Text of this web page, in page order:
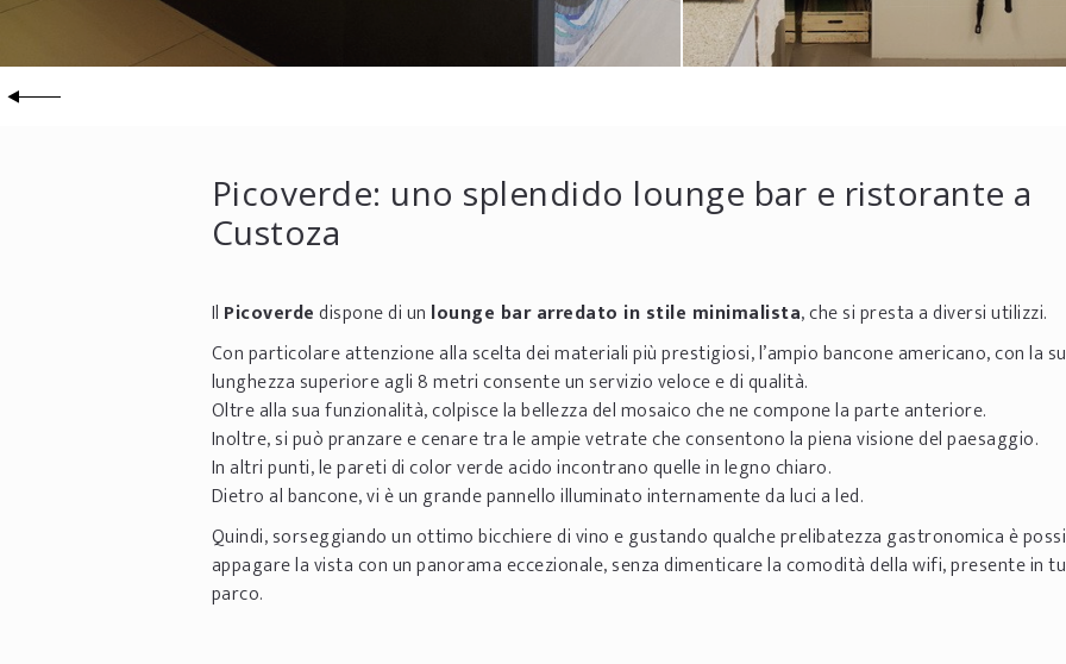
Picoverde: uno splendido lounge bar e ristorante a
Custoza
Il Picoverdedispone di un lounge bar arredato in stile minimalista, che si presta a diversi utilizzi.
Con particolare attenzione alla scelta dei materiali più prestigiosi, l’ampio bancone americano, con la
lunghezza superiore agli 8 metri consente un servizio veloce e di qualità.
Oltre alla sua funzionalità, colpisce la bellezza del mosaico che ne compone la parte anteriore.
Inoltre, si può pranzare e cenare tra le ampie vetrate che consentono la piena visione del paesaggio.
In altri punti, le pareti di color verde acido incontrano quelle in legno chiaro.
Dietro al bancone, vi è un grande pannello illuminato internamente da luci a led.
Quindi, sorseggiando un ottimo bicchiere di vino e gustando qualche prelibatezza gastronomica è
appagare la vista con un panorama eccezionale, senza dimenticare la comodità della wifi, presente in
parco.